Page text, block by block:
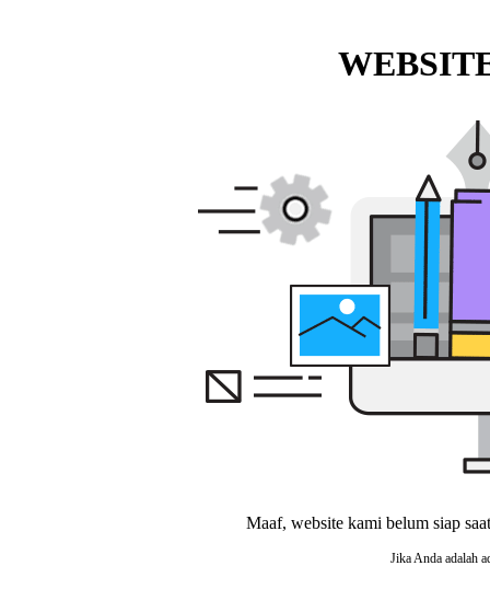
Maaf, website kami belum siap
Jika Anda adalah